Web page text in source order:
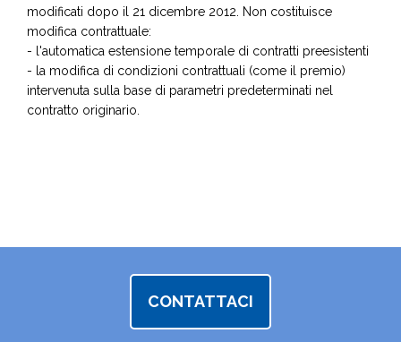
modificati dopo il 21 dicembre 2012. Non costituisce
modifica contrattuale:
- l'automatica estensione temporale di contratti preesistenti
- la modifica di condizioni contrattuali (come il premio)
intervenuta sulla base di parametri predeterminati nel
contratto originario.
CONTATTACI